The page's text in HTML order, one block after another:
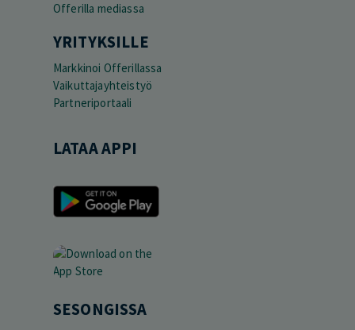
Offerilla mediassa
YRITYKSILLE
Markkinoi Offerillassa
Vaikuttajayhteistyö
Partneriportaali
LATAA APPI
SESONGISSA